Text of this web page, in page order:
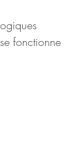
fonctionne